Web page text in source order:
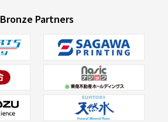
Bronze Partners